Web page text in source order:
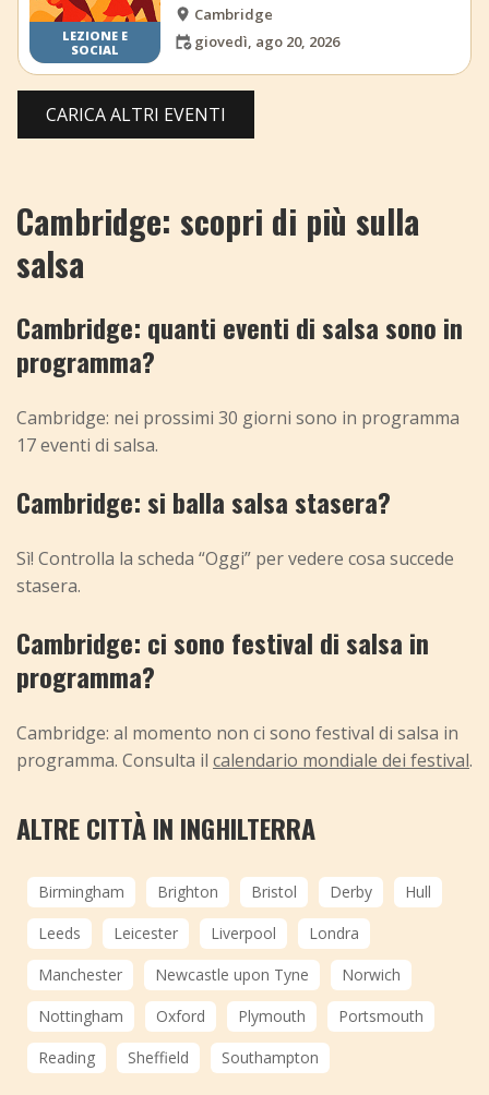
LEZIONE E
SOCIAL
Cambridge
giovedì, ago 20, 2026
CARICA ALTRI EVENTI
Cambridge: scopri di più sulla
salsa
Cambridge: quanti eventi di salsa sono in
programma?
Cambridge: nei prossimi 30 giorni sono in programma
17 eventi di salsa.
Cambridge: si balla salsa stasera?
Sì! Controlla la scheda “Oggi” per vedere cosa succede
stasera.
Cambridge: ci sono festival di salsa in
programma?
Cambridge: al momento non ci sono festival di salsa in
programma. Consulta il calendario mondiale dei festival.
ALTRE CITTÀ IN INGHILTERRA
Birmingham Brighton Bristol Derby
Hull
Leeds
Leicester Liverpool
Londra
Manchester
Newcastle upon Tyne
Norwich
Nottingham
Oxford Plymouth
Portsmouth
Reading
Sheffield Southampton